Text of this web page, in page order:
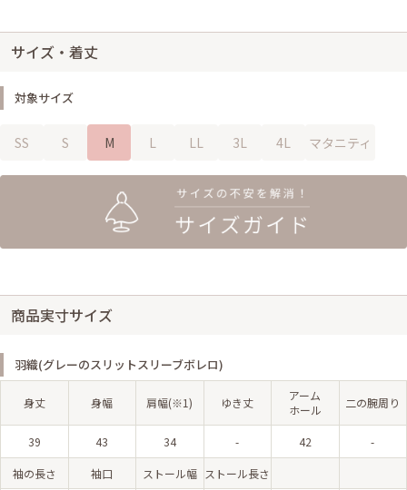
サイズ・着丈
対象サイズ
SS S M L LL 3L 4L マタニティ
商品実寸サイズ
羽織(グレーのスリットスリーブボレロ)
身丈 身幅 肩幅(※1) ゆき丈
アーム
ホール
二の腕周り
39 43 34 - 42 -
袖の長さ 袖口 ストール幅 ストール長さ